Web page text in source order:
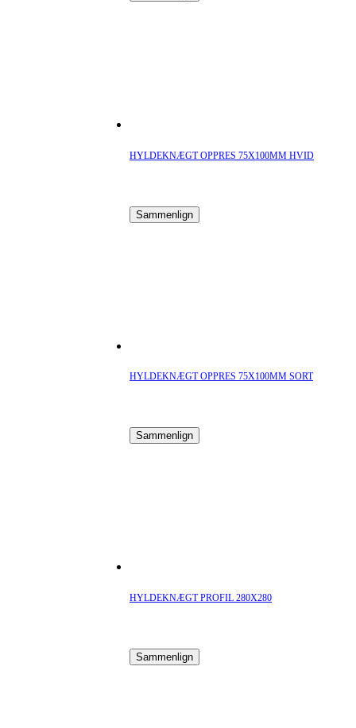
HYLDEKNÆGT OPPRES 75X100MM HVID
Sammenlign
HYLDEKNÆGT OPPRES 75X100MM SORT
Sammenlign
HYLDEKNÆGT PROFIL 280X280
Sammenlign